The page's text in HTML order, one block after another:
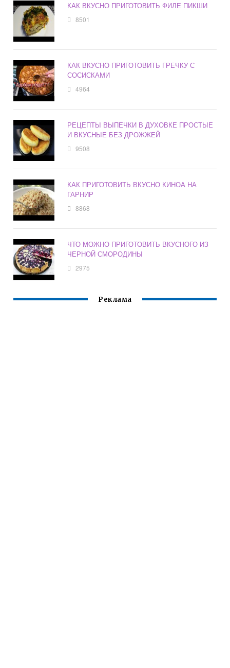
КАК ВКУСНО ПРИГОТОВИТЬ ФИЛЕ ПИКШИ
8501
КАК ВКУСНО ПРИГОТОВИТЬ ГРЕЧКУ С
СОСИСКАМИ
4964
РЕЦЕПТЫ ВЫПЕЧКИ В ДУХОВКЕ ПРОСТЫЕ
И ВКУСНЫЕ БЕЗ ДРОЖЖЕЙ
9508
КАК ПРИГОТОВИТЬ ВКУСНО КИНОА НА
ГАРНИР
8868
ЧТО МОЖНО ПРИГОТОВИТЬ ВКУСНОГО ИЗ
ЧЕРНОЙ СМОРОДИНЫ
2975
Реклама